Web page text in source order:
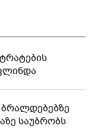
ბრალდებებზე
საუბრობს